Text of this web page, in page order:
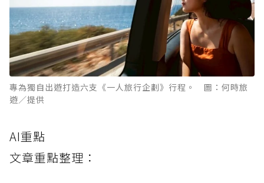
專為獨自出遊打造六支《一人旅行企劃》行程。 圖：何時旅
遊／提供
AI重點
文章重點整理：